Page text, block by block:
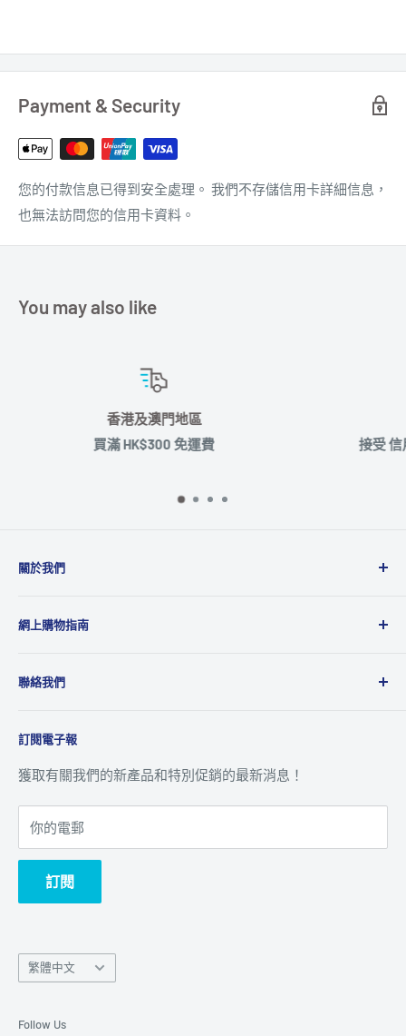
Payment & Security
您的付款信息已得到安全處理。 我們不存儲信用卡詳細信息，
也無法訪問您的信用卡資料。
You may also like
接受 信用卡 / PayMe / Wechat Pay / 支付寶 / Paypal /
關於我們
商，代理多達20多個國際品牌，產品包括消費性電子產
供全面的銷售、市場推廣及售後服務到香港及澳門地區。
網上購物指南
退貨及退款政策
追蹤訂單
聯絡我們
聯絡我們
客戶服務
訂閱電子報
獲取有關我們的新產品和特別促銷的最新消息！
你的電郵
訂閱
Language
語
繁體中文
Follow Us